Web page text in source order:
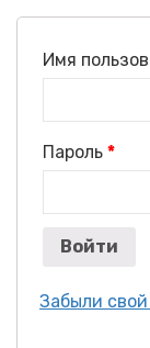
Имя
Пароль *
Войти
Забыли свой